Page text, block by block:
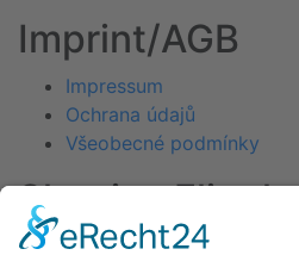
Imprint/AGB
Impressum
Ochrana údajů
Všeobecné podmínky
Skupina Fliegl
Zemědělská technika Fliegl